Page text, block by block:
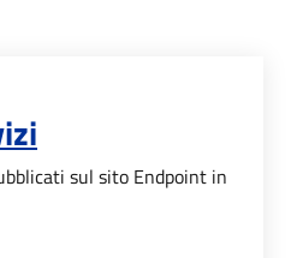
sul sito Endpoint in